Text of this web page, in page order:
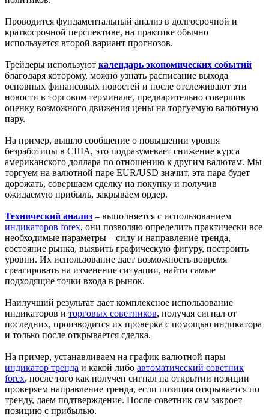
Проводится фундаментальный анализ в долгосрочной и
краткосрочной перспективе, на практике обычно
используется второй вариант прогнозов.
Трейдеры используют календарь экономических событий
благодаря которому, можно узнать расписание выхода
основных финансовых новостей и после отслеживают эти
новости в торговом терминале, предварительно совершив
оценку возможного движения цены на торгуемую валютную
пару.
На пример, вышло сообщение о повышении уровня
безработицы в США, это подразумевает снижение курса
американского доллара по отношению к другим валютам. Мы
торгуем на валютной паре EUR/USD значит, эта пара будет
дорожать, совершаем сделку на покупку и получив
ожидаемую прибыль, закрываем ордер.
Технический анализ – выполняется с использованием
индикаторов forex, они позволяю определить практически все
необходимые параметры – силу и направление тренда,
состояние рынка, выявить графическую фигуру, построить
уровни. Их использование дает возможность вовремя
среагировать на изменение ситуации, найти самые
подходящие точки входа в рынок.
Наилучший результат дает комплексное использование
индикаторов и торговых советников, получая сигнал от
последних, производится их проверка с помощью индикатора
и только после открывается сделка.
На пример, устанавливаем на график валютной пары
индикатор тренда и какой либо автоматический советник
forex, после того как получен сигнал на открытии позиции
проверяем направление тренда, если позиция открывается по
тренду, даем подтверждение. После советник сам закроет
позицию с прибылью.